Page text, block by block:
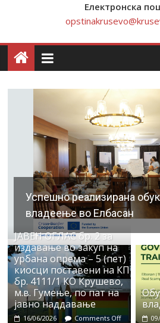
Електронска
Успешно реализирана
владеење во Елбасан
ЈАВЕН ОГЛАС бр. 2 за
издавање во закуп на
урбана опрема – 5 (пет)
киосци поставени на КП
бр. 4111/1 КО Крушево,
м.в. Гумење, по пат на
јавно наддавање
16/06/2026 Comments Off